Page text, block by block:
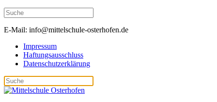
E-Mail: info@mittelschule-osterhofen.de
Impressum
Haftungsausschluss
Datenschutzerklärung